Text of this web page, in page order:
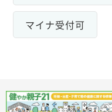
マイナ受付可